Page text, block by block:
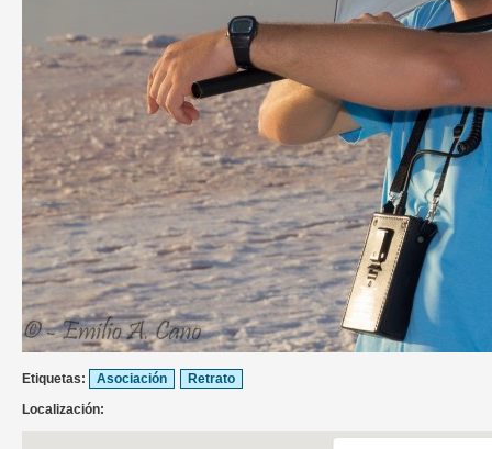
Etiquetas: Asociación
Retrato
Localización: